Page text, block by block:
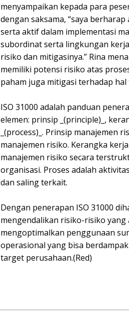
menyampaikan kepada para
dengan saksama, “saya
serta aktif dalam implementasi
subordinat serta lingkungan
risiko dan mitigasinya.” Rina
memiliki potensi risiko atas
paham juga mitigasi terhadap
ISO 31000 adalah panduan
elemen: prinsip _(principle)_,
_(process)_. Prinsip manajemen
manajemen risiko. Kerangka
manajemen risiko secara
organisasi. Proses adalah
dan saling terkait.
Dengan penerapan ISO 31000
mengendalikan risiko-risiko
mengoptimalkan penggunaan
operasional yang bisa
target perusahaan.(Red)